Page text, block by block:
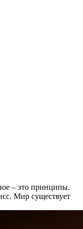
– это принципы.
Мир существует